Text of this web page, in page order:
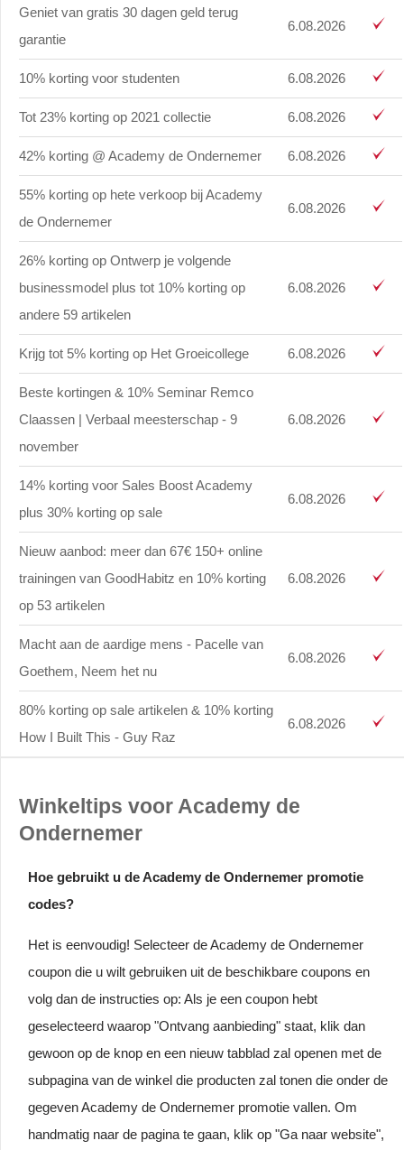
Geniet van gratis 30 dagen geld terug
garantie
6.08.2026
10% korting voor studenten 6.08.2026
Tot 23% korting op 2021 collectie 6.08.2026
42% korting @ Academy de Ondernemer 6.08.2026
55% korting op hete verkoop bij Academy
de Ondernemer
6.08.2026
26% korting op Ontwerp je volgende
businessmodel plus tot 10% korting op
andere 59 artikelen
6.08.2026
Krijg tot 5% korting op Het Groeicollege 6.08.2026
Beste kortingen & 10% Seminar Remco
Claassen | Verbaal meesterschap - 9
november
6.08.2026
14% korting voor Sales Boost Academy
plus 30% korting op sale
6.08.2026
Nieuw aanbod: meer dan 67€ 150+ online
trainingen van GoodHabitz en 10% korting
op 53 artikelen
6.08.2026
Macht aan de aardige mens - Pacelle van
Goethem, Neem het nu
6.08.2026
80% korting op sale artikelen & 10% korting
How I Built This - Guy Raz
6.08.2026
Winkeltips voor Academy de
Ondernemer
Hoe gebruikt u de Academy de Ondernemer promotie
codes?
Het is eenvoudig! Selecteer de Academy de Ondernemer
coupon die u wilt gebruiken uit de beschikbare coupons en
volg dan de instructies op: Als je een coupon hebt
geselecteerd waarop "Ontvang aanbieding" staat, klik dan
gewoon op de knop en een nieuw tabblad zal openen met de
subpagina van de winkel die producten zal tonen die onder de
gegeven Academy de Ondernemer promotie vallen. Om
handmatig naar de pagina te gaan, klik op "Ga naar website",